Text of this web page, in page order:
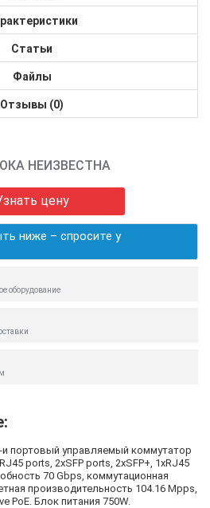
Статьи
Файлы
Отзывы (0)
НЕИЗВЕСТНА
цену
ниже – спросите у
оборудование
и портовый управляемый коммутатор
ports, 2xSFP ports, 2хSFP+, 1xRJ45
70 Gbps, коммутационная
производительность 104.16 Mpps,
PoE. Блок питания 750W.